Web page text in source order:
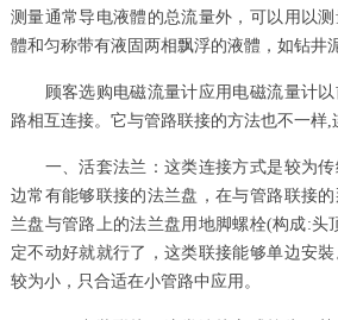
测量通常导电液體的总流量外，可以用以
體和匀称带有液固两相飘浮的液體，如钻井
顾客选购电磁流量计应用电磁流量计以
路相互连接。它与管路联接的方法也不一样,
一、活套法兰：这类连接方式是较为传
边常有能够联接的法兰盘，在与管路联接
兰盘与管路上的法兰盘用地脚螺栓(构成:头
定不动好就就行了，这类联接能够单边安
较为小，只合适在小管路中应用。